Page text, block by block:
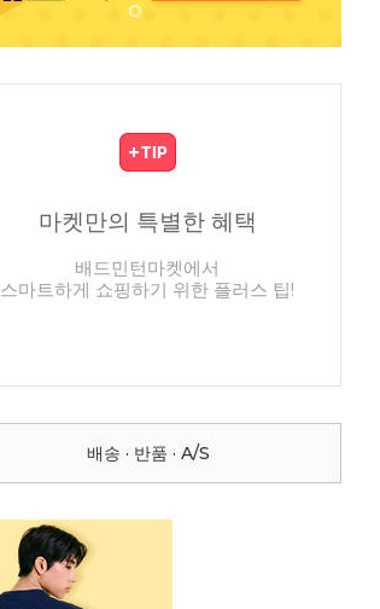
마켓만의 특별한 혜택
배드민턴마켓에서
스마트하게 쇼핑하기 위한 플러스 팁!
배송 · 반품 · A/S